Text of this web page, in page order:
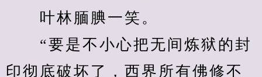
叶林腼腆一笑。
“要是不小心把无间炼狱的封
印彻底破坏了，西界所有佛修不